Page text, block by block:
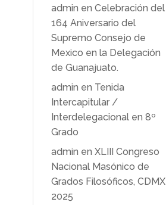
admin enCelebración del
164 Aniversario del
Supremo Consejo de
Mexico en la Delegación
de Guanajuato.
admin en Tenida
Intercapitular /
Interdelegacional en 8º
Grado
admin enXLIII Congreso
Nacional Masónico de
Grados Filosóficos, CDMX
2025